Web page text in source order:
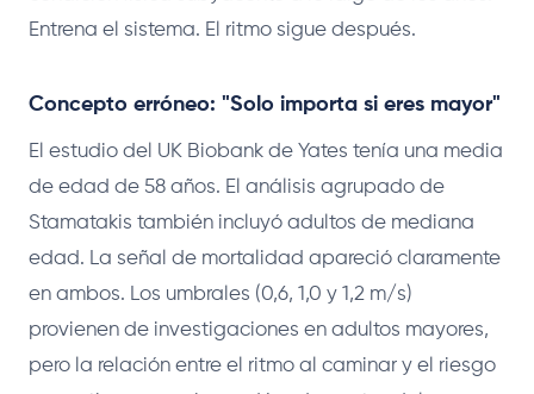
Entrena el sistema. El ritmo sigue después.
Concepto erróneo: "Solo importa si eres mayor"
El estudio del UK Biobank de Yates tenía una media
de edad de 58 años. El análisis agrupado de
Stamatakis también incluyó adultos de mediana
edad. La señal de mortalidad apareció claramente
en ambos. Los umbrales (0,6, 1,0 y 1,2 m/s)
provienen de investigaciones en adultos mayores,
pero la relación entre el ritmo al caminar y el riesgo